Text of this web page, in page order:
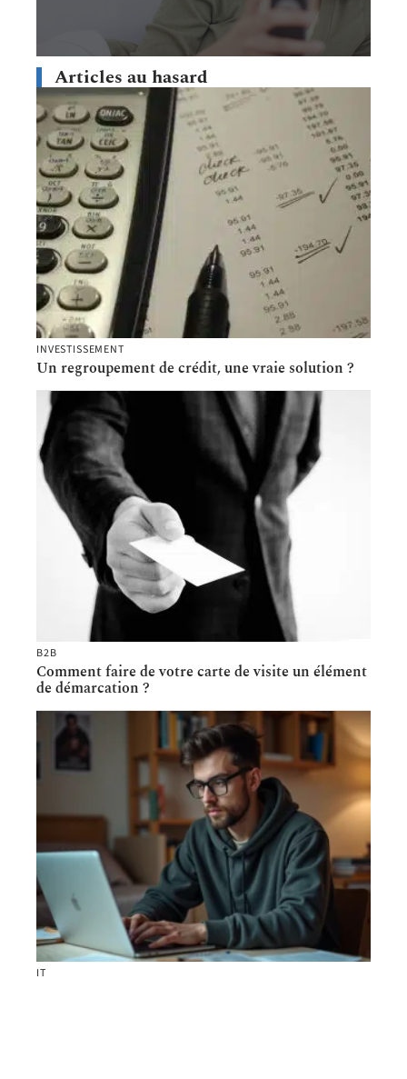
Articles au hasard
INVESTISSEMENT
Un regroupement de crédit, une vraie solution ?
B2B
Comment faire de votre carte de visite un élément
de démarcation ?
IT